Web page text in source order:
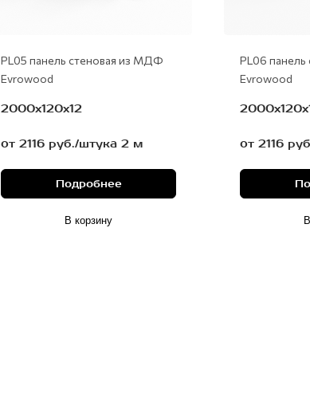
PL05 панель стеновая из МДФ
Evrowood
2000x120x12
от 2116 руб./штука 2 м
Подробнее
В корзину
PL06
Evrowood
от 2116